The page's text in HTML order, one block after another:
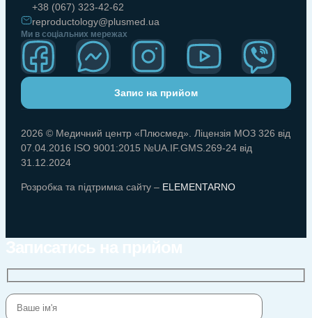
+38 (067) 323-42-62
reproductology@plusmed.ua
Ми в соціальних мережах
Запис на прийом
2026 © Медичний центр «Плюсмед». Ліцензія МОЗ 326 від
07.04.2016 ISO 9001:2015 №UA.IF.GMS.269-24 від
31.12.2024
Розробка та підтримка сайту – ELEMENTARNO